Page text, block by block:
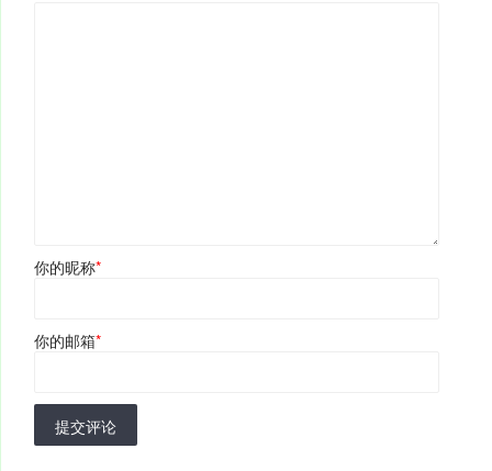
你的昵称*
你的邮箱*
提交评论